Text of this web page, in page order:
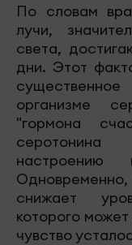
По словам
лучи,
света,
дни. Этот
организме
"гормона
серотонина
настроению
Одновременно,
снижает
которого
чувство